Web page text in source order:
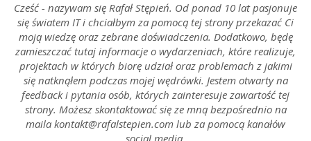
Cześć - nazywam się Rafał Stępień. Od ponad 10 lat pasjonuje
się światem IT i chciałbym za pomocą tej strony przekazać Ci
moją wiedzę oraz zebrane doświadczenia. Dodatkowo, będę
zamieszczać tutaj informacje o wydarzeniach, które realizuje,
projektach w których biorę udział oraz problemach z jakimi
się natknąłem podczas mojej wędrówki. Jestem otwarty na
feedback i pytania osób, których zainteresuje zawartość tej
strony. Możesz skontaktować się ze mną bezpośrednio na
maila kontakt@rafalstepien.com lub za pomocą kanałów